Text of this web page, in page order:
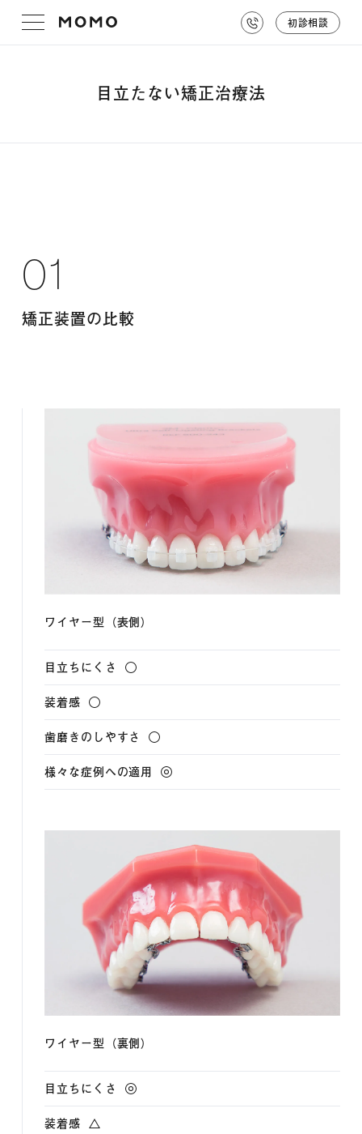
初診相談
目立たない矯正治療法
01
矯正装置の比較
ワイヤー型（表側）
ワイヤー型（裏側）